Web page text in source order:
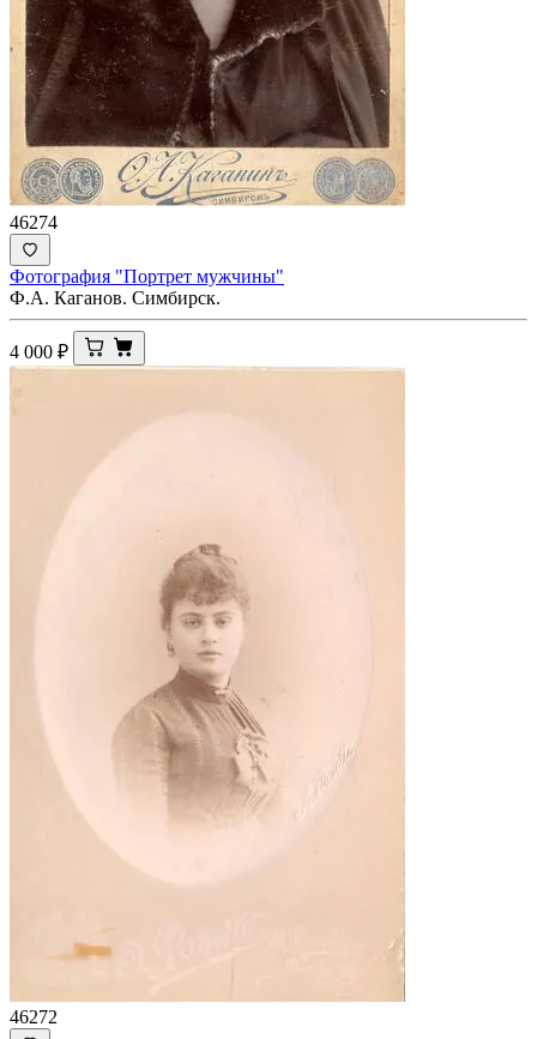
46274
Фотография "Портрет мужчины"
Ф.А. Каганов. Симбирск.
4 000 ₽
46272